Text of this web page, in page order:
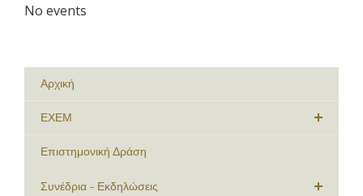
No events
Αρχική
ΕΧΕΜ
Επιστημονική Δράση
Συνέδρια - Εκδηλώσεις